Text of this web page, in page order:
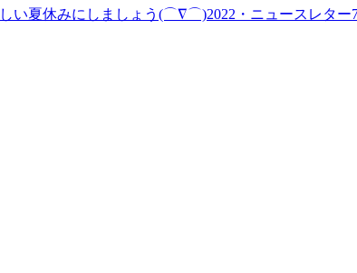
い夏休みにしましょう(⌒∇⌒)2022・ニュースレター